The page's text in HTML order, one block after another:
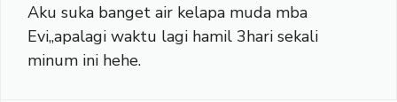
Aku suka banget air kelapa muda mba
Evi,,apalagi waktu lagi hamil 3hari sekali
minum ini hehe.